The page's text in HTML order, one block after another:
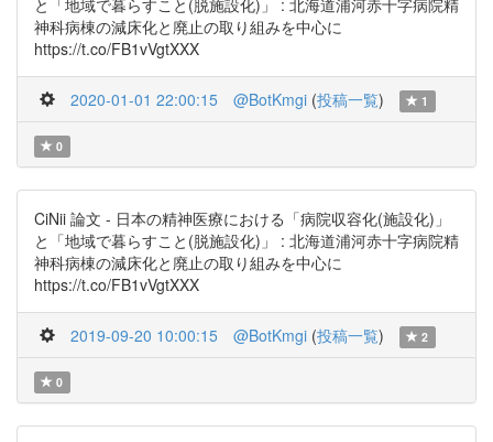
と「地域で暮らすこと(脱施設化)」 : 北海道浦河赤十字病院精
神科病棟の減床化と廃止の取り組みを中心に
https://t.co/FB1vVgtXXX
2020-01-01 22:00:15 @BotKmgi (投稿一覧) 1
0
CiNii 論文 - 日本の精神医療における「病院収容化(施設化)」
と「地域で暮らすこと(脱施設化)」 : 北海道浦河赤十字病院精
神科病棟の減床化と廃止の取り組みを中心に
https://t.co/FB1vVgtXXX
2019-09-20 10:00:15 @BotKmgi (投稿一覧) 2
0